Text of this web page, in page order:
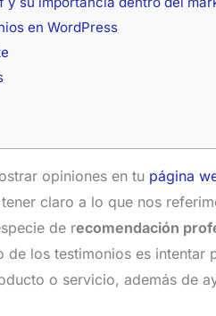
en WordPress
opiniones en tu página
claro a lo que nos
de recomendación
de los testimonios es intentar
o servicio, además de